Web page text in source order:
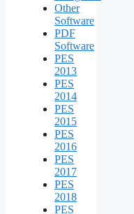
Other
Software
PDF
Software
PES
2013
PES
2014
PES
2015
PES
2016
PES
2017
PES
2018
PES